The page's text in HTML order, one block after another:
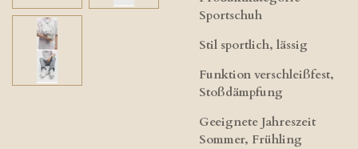
Sportschuh
Stil sportlich, lässig
Funktion verschleißfest,
Stoßdämpfung
Geeignete Jahreszeit
Sommer, Frühling